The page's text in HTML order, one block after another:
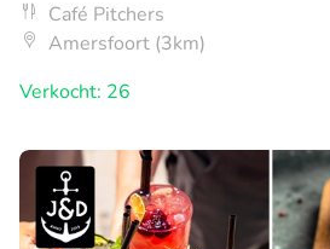
Café Pitchers
Amersfoort (3km)
Verkocht: 26